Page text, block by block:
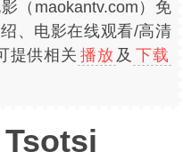
（maokantv.com）免
、电影在线观看/高清
提供相关 播放 及 下载